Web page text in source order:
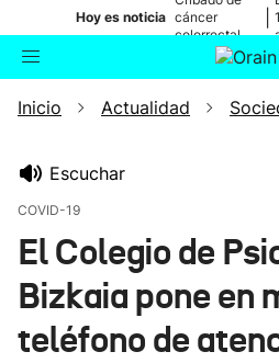
Hoy es noticia cáncer
colorrectal
Buscador
Inicio Actualidad
Escuchar
COVID-19
El Colegio de
Bizkaia pone en
teléfono de